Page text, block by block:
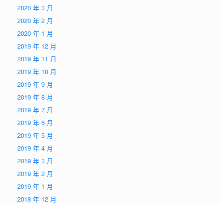
2020 年 3 月
2020 年 2 月
2020 年 1 月
2019 年 12 月
2019 年 11 月
2019 年 10 月
2019 年 9 月
2019 年 8 月
2019 年 7 月
2019 年 6 月
2019 年 5 月
2019 年 4 月
2019 年 3 月
2019 年 2 月
2019 年 1 月
2018 年 12 月